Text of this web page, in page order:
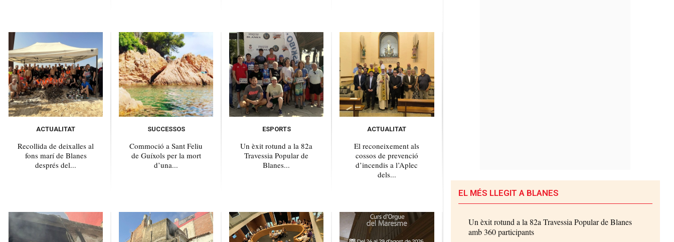
ACTUALITAT
Recollida de deixalles al
fons marí de Blanes
després del...
SUCCESSOS
Commoció a Sant Feliu
de Guíxols per la mort
d’una...
ESPORTS
Un èxit rotund a la 82a
Travessia Popular de
Blanes...
ACTUALITAT
El reconeixement als
cossos de prevenció
d’incendis a l’Aplec
dels...
EL MÉS LLEGIT A BLANES
Un èxit rotund a la 82a Travessia Popular de Blanes
amb 360 participants